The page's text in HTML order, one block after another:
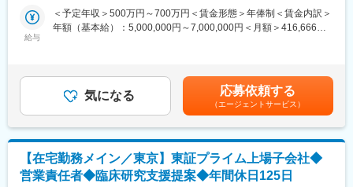
極的に支援してきました。そのため、他のCROでは経験できない
領域についての知識を習得したり、アカデミアとの接点が持てる
臨床開発を通じて社会貢献ができる企業をめざしている当社で
は、これからも幅広いサービス領域において、お客様から「DOT
ワールドに頼めば何とかしてくれる」と言っていただけるよう
な、強い“推進力”のあるCROへと成長していきます。
変更の範囲：会社の定める業務
・新規問合せへのソリューション提案および新規開拓（既存顧客8
割）
役員直下の部門にて、営業の専任担当（1名体制）としてご活躍い
ただきます。
少数精鋭の組織だからこそ、スケジュール管理から提案手法の選
自律したプロフェッショナルとして、役員と直接コミュニケーシ
ョンを取りながら、現場の主役として裁量を持って業務を推進い
ただけます。
給与
＜予定年収＞500万円～700万円＜賃金形態＞年俸制＜賃金内訳＞
年額（基本給）：5,000,000円～7,000,000円＜月額＞416,666円
上下する可能性があります。月給(月額)は固定手当を含めた表記で
す。
気になる 応募依頼する
（エージェントサービス）
【在宅勤務メイン／東京】東証プライム上場子会社◆
営業責任者◆臨床研究支援提案◆年間休日125日